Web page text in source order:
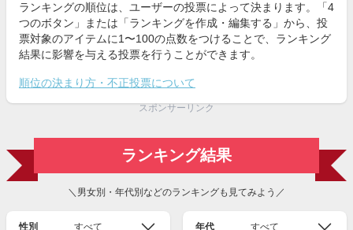
ランキングの順位は、ユーザーの投票によって決まります。「4
つのボタン」または「ランキングを作成・編集する」から、投
票対象のアイテムに1〜100の点数をつけることで、ランキング
結果に影響を与える投票を行うことができます。
順位の決まり方・不正投票について
スポンサーリンク
ランキング結果
＼男女別・年代別などのランキングも見てみよう／
性別 すべて 年代 すべて